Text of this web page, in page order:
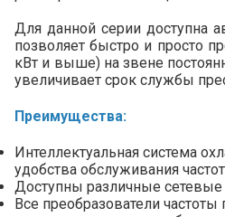
Для данной серии доступна
позволяет быстро и просто
кВт и выше) на звене
увеличивает срок службы
Преимущества:
Интеллектуальная система
удобства обслуживания
Доступны различные
Все преобразователи